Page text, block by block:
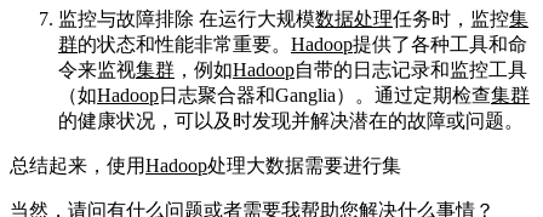
监控与故障排除 在运行大规模数据处理任务时，监控集
群的状态和性能非常重要。 Hadoop提供了各种工具和命
令来监视集群 ，例如Hadoop自带的日志记录和监控工具
（如Hadoop日志聚合器和Ganglia）。通过定期检查集群
的健康状况，可以及时发现并解决潜在的故障或问题。
总结起来，使用Hadoop处理大数据需要进行集
当然，请问有什么问题或者需要我帮助您解决什么事情？